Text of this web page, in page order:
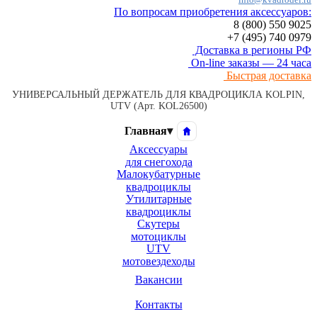
По вопросам приобретения аксессуаров:
8 (800) 550 9025
+7 (495) 740 0979
Доставка в регионы РФ
On-line заказы — 24 часа
Быстрая доставка
УНИВЕРСАЛЬНЫЙ ДЕРЖАТЕЛЬ ДЛЯ КВАДРОЦИКЛА KOLPIN,
UTV (Арт. KOL26500)
Главная▾
Аксессуары
для снегохода
Малокубатурные
квадроциклы
Утилитарные
квадроциклы
Скутеры
мотоциклы
UTV
мотовездеходы
Вакансии
Контакты